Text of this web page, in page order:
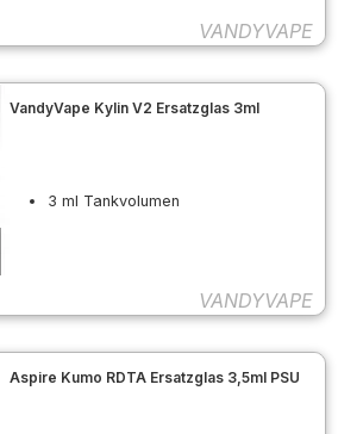
VANDYVAPE
VandyVape Kylin V2 Ersatzglas 3ml
3 ml Tankvolumen
VANDYVAPE
Aspire Kumo RDTA Ersatzglas 3,5ml PSU